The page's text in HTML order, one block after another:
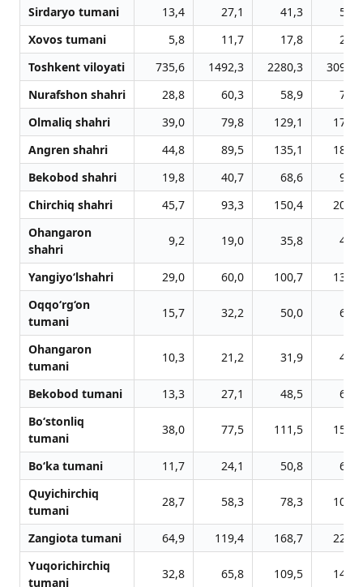
Sirdaryo tumani 13,4 27,1 41,3
55,8
Xovos tumani
5,8 11,7 17,8
24,0
Toshkent viloyati
735,6 1492,3 2280,3
3091,5
Nurafshon shahri
28,8 60,3 58,9
79,5
Olmaliq shahri
39,0 79,8 129,1
174,6
Angren shahri
44,8 89,5 135,1
182,7
Bekobod shahri
19,8 40,7 68,6
92,8
Chirchiq shahri
45,7 93,3 150,4
203,6
Ohangaron
shahri
9,2 19,0 35,8 48,4
Yangiyo‘lshahri 29,0 60,0 100,7
136,3
Oqqo‘rg‘on
tumani
15,7 32,2 50,0 67,6
Ohangaron
tumani
10,3 21,2 31,9 43,1
Bekobod tumani 13,3 27,1 48,5
65,5
Bo‘stonliq
tumani
38,0 77,5 111,5 150,7
Bo‘ka tumani 11,7 24,1 50,8
68,9
Quyichirchiq
tumani
28,7 58,3 78,3 105,8
Zangiota tumani 64,9 119,4 168,7
220,6
Yuqorichirchiq
tumani
32,8 65,8 109,5 148,3